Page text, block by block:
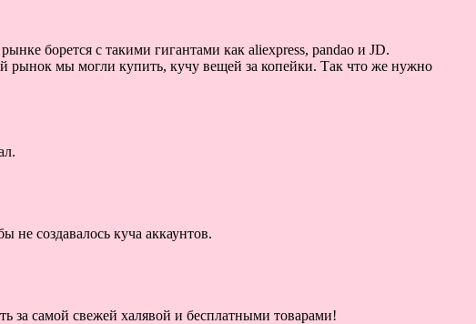
борется с такими гигантами как aliexpress, pandao и JD.
рынок мы могли купить, кучу вещей за копейки. Так что же нужно
не создавалось куча аккаунтов.
за самой свежей халявой и бесплатными товарами!